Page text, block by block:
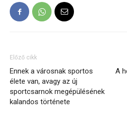
Előző cikk
Ennek a városnak sportos
élete van, avagy az új
sportcsarnok megépülésének
kalandos története
A